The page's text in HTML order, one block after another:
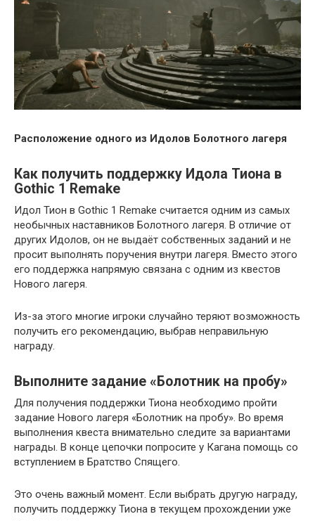
Расположение одного из Идолов Болотного лагеря
Как получить поддержку Идола Тиона в
Gothic 1 Remake
Идол Тион в Gothic 1 Remake считается одним из самых
необычных наставников Болотного лагеря. В отличие от
других Идолов, он не выдаёт собственных заданий и не
просит выполнять поручения внутри лагеря. Вместо этого
его поддержка напрямую связана с одним из квестов
Нового лагеря.
Из-за этого многие игроки случайно теряют возможность
получить его рекомендацию, выбрав неправильную
награду.
Выполните задание «Болотник на пробу»
Для получения поддержки Тиона необходимо пройти
задание Нового лагеря «Болотник на пробу». Во время
выполнения квеста внимательно следите за вариантами
награды. В конце цепочки попросите у Кагана помощь со
вступлением в Братство Спящего.
Это очень важный момент. Если выбрать другую награду,
получить поддержку Тиона в текущем прохождении уже